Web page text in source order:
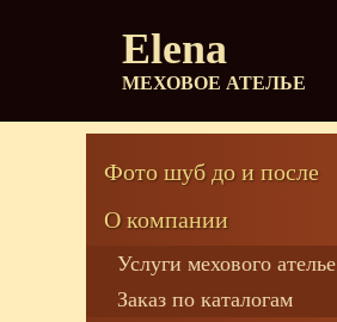
Elena
МЕХОВОЕ АТЕЛЬЕ
Фото шуб до и после
О компании
Услуги мехового ателье
Заказ по каталогам